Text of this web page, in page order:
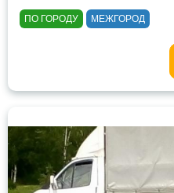
ПО ГОРОДУ МЕЖГОРОД